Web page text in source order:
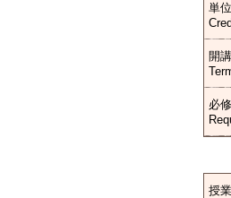
単
開
必
授